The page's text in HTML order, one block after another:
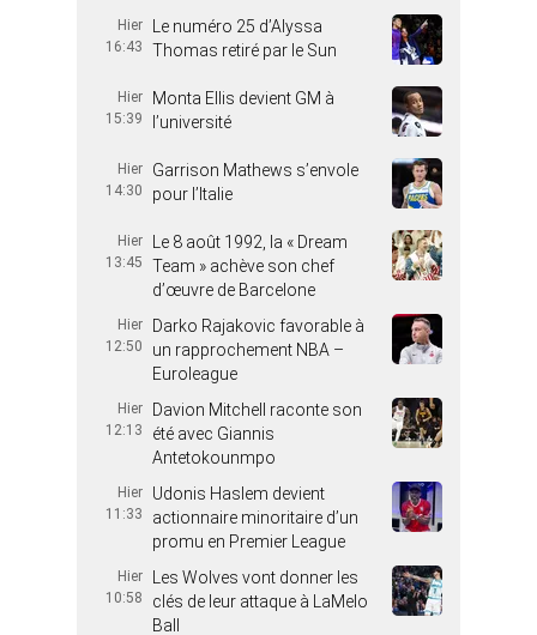
Hier
16:43
Le numéro 25 d’Alyssa
Thomas retiré par le Sun
Hier
15:39
Monta Ellis devient GM à
l’université
Hier
14:30
Garrison Mathews s’envole
pour l’Italie
Hier
13:45
Le 8 août 1992, la « Dream
Team » achève son chef
d’œuvre de Barcelone
Hier
12:50
Darko Rajakovic favorable à
un rapprochement NBA –
Euroleague
Hier
12:13
Davion Mitchell raconte son
été avec Giannis
Antetokounmpo
Hier
11:33
Udonis Haslem devient
actionnaire minoritaire d’un
promu en Premier League
Hier
10:58
Les Wolves vont donner les
clés de leur attaque à LaMelo
Ball